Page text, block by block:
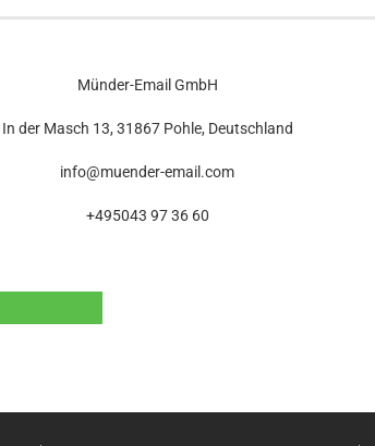
Münder-Email GmbH
In der Masch 13, 31867 Pohle, Deutschland
info@muender-email.com
+495043 97 36 60